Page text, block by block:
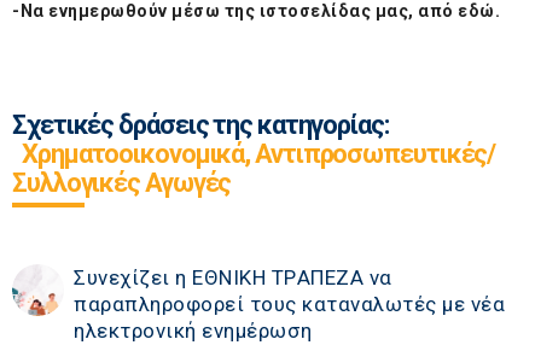
-Να ενημερωθούν μέσω της ιστοσελίδας μας, από εδώ.
Σχετικές δράσεις της κατηγορίας:
Χρηματοοικονομικά, Αντιπροσωπευτικές/
Συλλογικές Αγωγές
Συνεχίζει η ΕΘΝΙΚΗ TΡAΠEZA να
παραπληροφορεί τους καταναλωτές με νέα
ηλεκτρονική ενημέρωση